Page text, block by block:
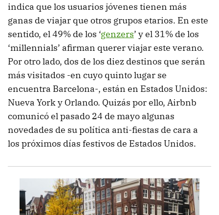
indica que los usuarios jóvenes tienen más
ganas de viajar que otros grupos etarios. En este
sentido, el 49% de los ‘genzers’ y el 31% de los
‘millennials’ afirman querer viajar este verano.
Por otro lado, dos de los diez destinos que serán
más visitados -en cuyo quinto lugar se
encuentra Barcelona-, están en Estados Unidos:
Nueva York y Orlando. Quizás por ello, Airbnb
comunicó el pasado 24 de mayo algunas
novedades de su política anti-fiestas de cara a
los próximos días festivos de Estados Unidos.